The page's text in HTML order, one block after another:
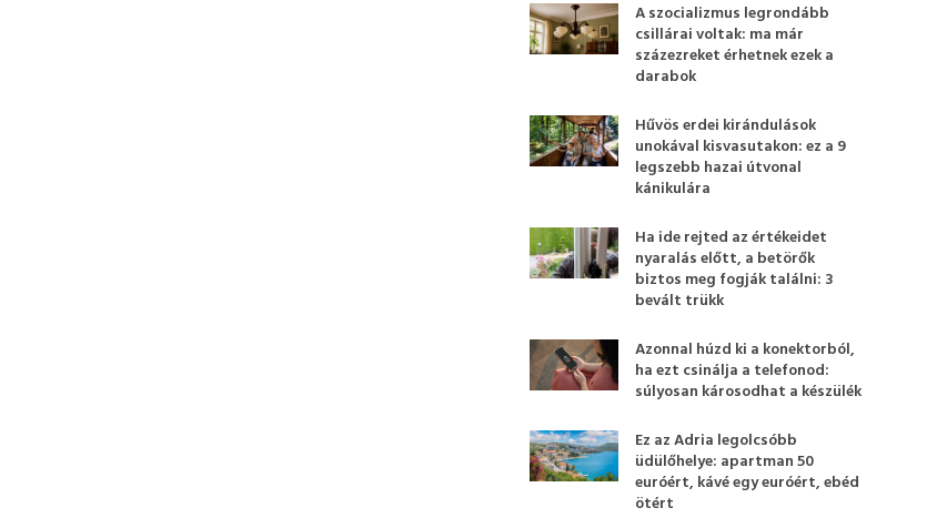
A szocializmus legrondább
csillárai voltak: ma már
százezreket érhetnek ezek a
darabok
Hűvös erdei kirándulások
unokával kisvasutakon: ez a 9
legszebb hazai útvonal
kánikulára
Ha ide rejted az értékeidet
nyaralás előtt, a betörők
biztos meg fogják találni: 3
bevált trükk
Azonnal húzd ki a konektorból,
ha ezt csinálja a telefonod:
súlyosan károsodhat a készülék
Ez az Adria legolcsóbb
üdülőhelye: apartman 50
euróért, kávé egy euróért, ebéd
ötért